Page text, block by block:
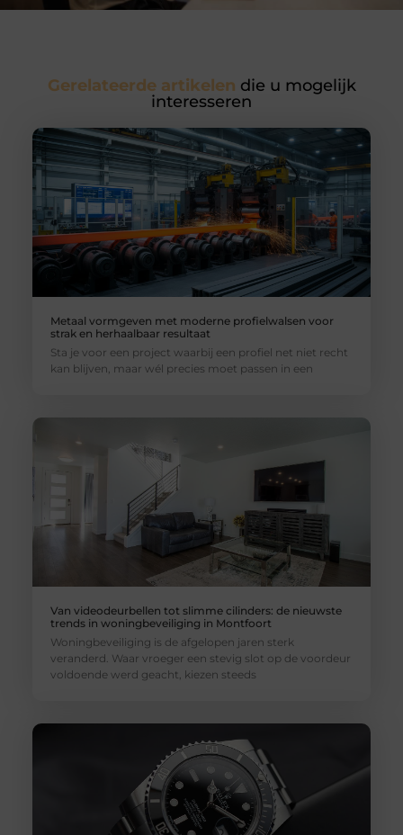
Gerelateerde artikelen die u mogelijk
interesseren
Metaal vormgeven met moderne profielwalsen voor
strak en herhaalbaar resultaat
Sta je voor een project waarbij een profiel net niet recht
kan blijven, maar wél precies moet passen in een
Van videodeurbellen tot slimme cilinders: de nieuwste
trends in woningbeveiliging in Montfoort
Woningbeveiliging is de afgelopen jaren sterk
veranderd. Waar vroeger een stevig slot op de voordeur
voldoende werd geacht, kiezen steeds